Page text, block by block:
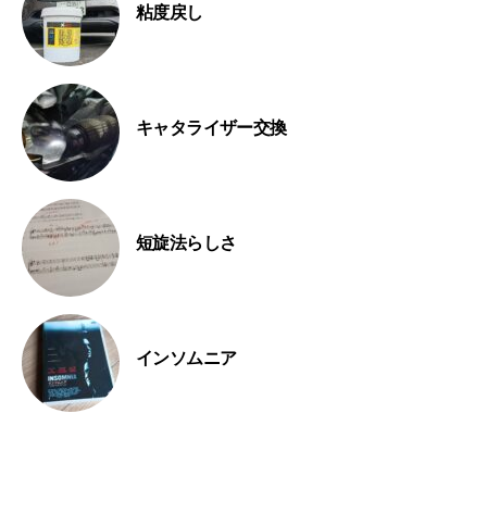
粘度戻し
キャタライザー交換
短旋法らしさ
インソムニア